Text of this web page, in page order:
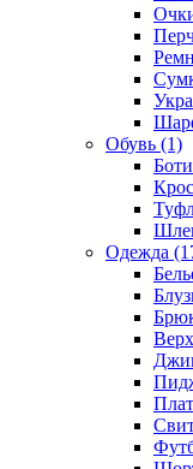
Обувь (1)
Одежда